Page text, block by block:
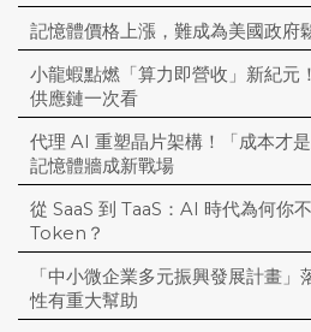
記憶體價格上漲，難成為美國政府
小龍蝦點燃「算力即營收」新紀元
供應鏈一次看
代理 AI 重塑晶片架構！「成本才
記憶體牆成新戰場
從 SaaS 到 TaaS：AI 時代為何你
Token？
「中小微企業多元振興發展計畫
性有重大幫助